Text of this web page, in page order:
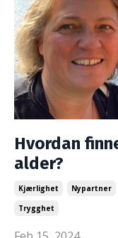
Hvordan
alder?
Kjærlighet Nypartner
Trygghet